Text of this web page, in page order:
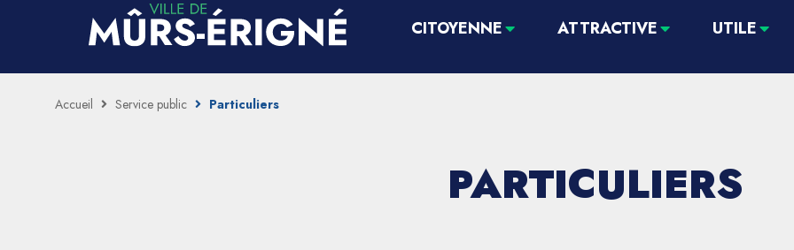
CITOYENNE ATTRACTIVE UTILE
Accueil Service public Particuliers
PARTICULIERS